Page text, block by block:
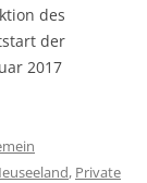
des
der
2017
, Private